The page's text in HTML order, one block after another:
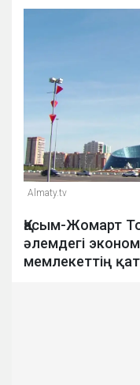
Аlmaty.tv
Қасым-Жомарт
әлемдегі
мемлекеттің